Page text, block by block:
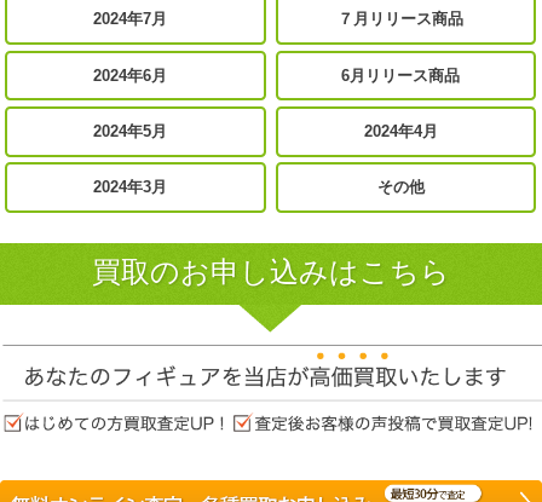
2024年7月 ７月リリース商品
2024年6月 6月リリース商品
2024年5月 2024年4月
2024年3月 その他
買取のお申し込みはこちら